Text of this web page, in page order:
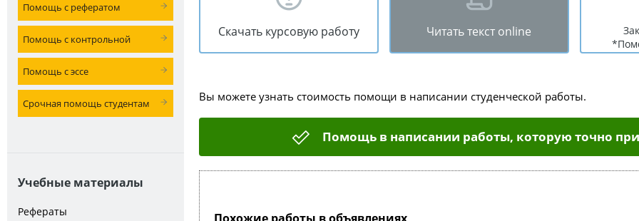
Помощь с рефератом
Помощь с контрольной
Помощь с эссе
Срочная помощь студентам
Учебные материалы
Рефераты
Скачать курсовую работу Читать текст online
Вы можете узнать стоимость помощи в написании студенческой работы.
Помощь в написании работы, которую точно